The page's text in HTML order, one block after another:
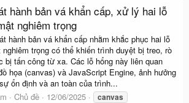
hành bản vá khẩn cấp, xử lý hai lỗ
nghiêm trọng
hành bản vá khẩn cấp nhằm khắc phục hai lỗ
nghiêm trọng có thể khiến trình duyệt bị treo, rò
bị tấn công từ xa. Các lỗ hổng này liên quan
họa (canvas) và JavaScript Engine, ảnh hưởng
ổn định và an toàn của trình...
Chủ đề 12/06/2025 canvas